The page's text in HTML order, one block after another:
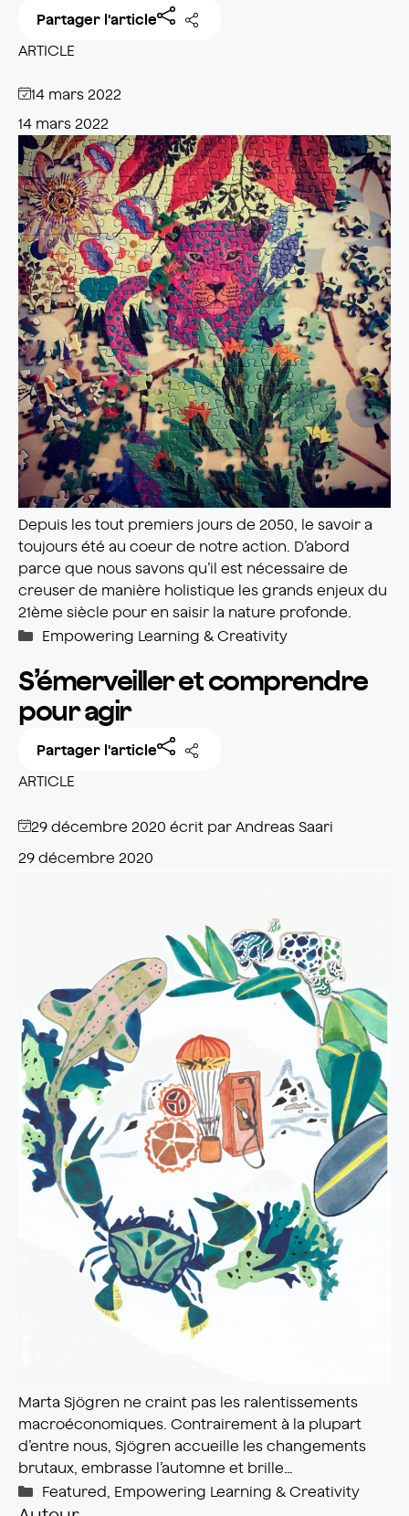
Partager l'article
ARTICLE
14 mars 2022
14 mars 2022
Depuis les tout premiers jours de 2050, le savoir a
toujours été au coeur de notre action. D’abord
parce que nous savons qu’il est nécessaire de
creuser de manière holistique les grands enjeux du
21ème siècle pour en saisir la nature profonde.
Catégories
Empowering Learning & Creativity
S’émerveiller et comprendre
pour agir
Partager l'article
ARTICLE
29 décembre 2020 écrit par Andreas Saari
29 décembre 2020
Marta Sjögren ne craint pas les ralentissements
macroéconomiques. Contrairement à la plupart
d’entre nous, Sjögren accueille les changements
brutaux, embrasse l’automne et brille…
Catégories
Featured, Empowering Learning & Creativity